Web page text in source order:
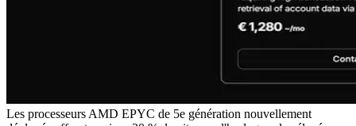
Les processeurs AMD EPYC de 5e génération nouvellement